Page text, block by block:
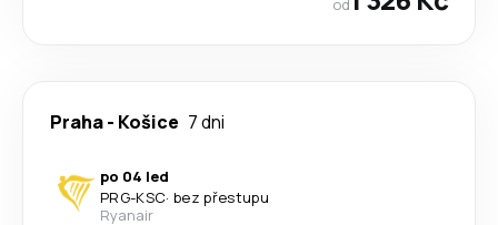
od
Praha- Košice 7 dni
po 04 led
PRG-KSC· bez přestupu
Ryanair